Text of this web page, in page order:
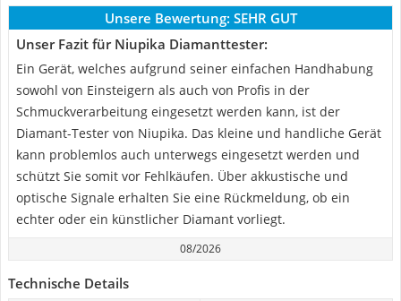
Unsere Bewertung: SEHR GUT
Unser Fazit für Niupika Diamanttester:
Ein Gerät, welches aufgrund seiner einfachen Handhabung
sowohl von Einsteigern als auch von Profis in der
Schmuckverarbeitung eingesetzt werden kann, ist der
Diamant-Tester von Niupika. Das kleine und handliche Gerät
kann problemlos auch unterwegs eingesetzt werden und
schützt Sie somit vor Fehlkäufen. Über akkustische und
optische Signale erhalten Sie eine Rückmeldung, ob ein
echter oder ein künstlicher Diamant vorliegt.
08/2026
Technische Details